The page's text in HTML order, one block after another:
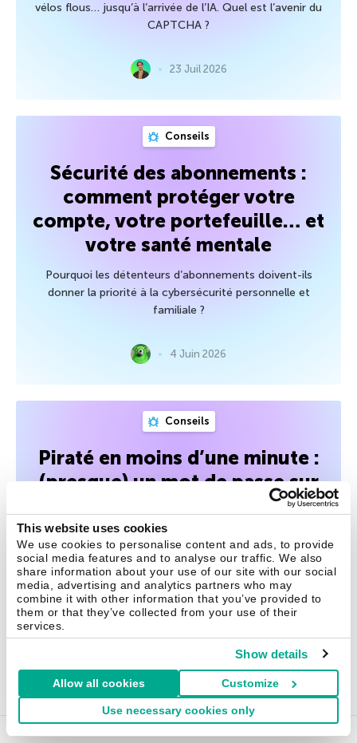
This website uses cookies
We use cookies to personalise content and ads, to provide
social media features and to analyse our traffic. We also
share information about your use of our site with our social
media, advertising and analytics partners who may
combine it with other information that you’ve provided to
them or that they’ve collected from your use of their
services.
Show details
Allow all cookies Customize
Use necessary cookies only
vélos flous… jusqu’à l’arrivée de l’IA. Quel est l’avenir du
CAPTCHA ?
23 Juil 2026
Conseils
Sécurité des abonnements :
comment protéger votre
compte, votre portefeuille… et
votre santé mentale
Pourquoi les détenteurs d’abonnements doivent-ils
donner la priorité à la cybersécurité personnelle et
familiale ?
4 Juin 2026
Conseils
Piraté en moins d’une minute :
(presque) un mot de passe sur
Nous avons revu notre étude sur la vulnérabilité des mots
de passe divulgués sur le Dark Web, initialement menée il y
a deux ans. Les résultats sont alarmants : près d’un mot
de passe sur deux peut être piraté en moins d’une minute,
et trois sur cinq en moins d’une heure. Comment éviter les
25 Mai 2026